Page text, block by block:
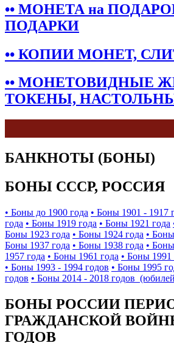
•• МОНЕТА на
ПОДАРКИ
•• КОПИИ МОНЕТ,
•• МОНЕТОВИДНЫЕ
ТОКЕНЫ,
БАНКНОТЫ (БОНЫ)
БОНЫ СССР, РОССИЯ
• Боны до 1900 года • Боны 1901 - 1917
года • Боны 1919 года • Боны 1921 года
Боны 1923 года • Боны 1924 года •
Боны 1937 года • Боны 1938 года •
1957 года • Боны 1961 года • Боны 1991
• Боны 1993 - 1994 годов • Боны 1995
годов • Боны 2014 - 2018 годов
БОНЫ РОССИИ
ГРАЖДАНСКОЙ ВОЙНЫ
ГОДОВ